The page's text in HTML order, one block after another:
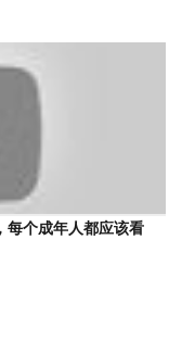
每个成年人都应该看